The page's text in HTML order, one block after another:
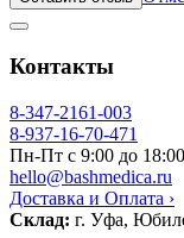
Контакты
8-347-2161-003
8-937-16-70-471
Пн-Пт с 9:00 до 18:00
hello@bashmedica.ru
Доставка и Оплата ›
Склад: г. Уфа,